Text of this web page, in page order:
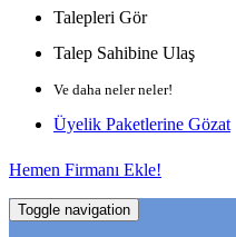
Talepleri Gör
Talep Sahibine Ulaş
Ve daha neler neler!
Üyelik Paketlerine Gözat
Hemen Firmanı Ekle!
Toggle navigation